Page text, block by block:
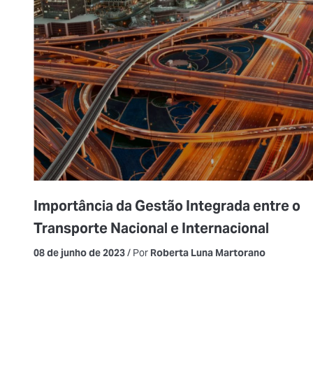
Importância da Gestão Integrada entre o
Transporte Nacional e Internacional
08 de junho de 2023/ Por Roberta Luna Martorano